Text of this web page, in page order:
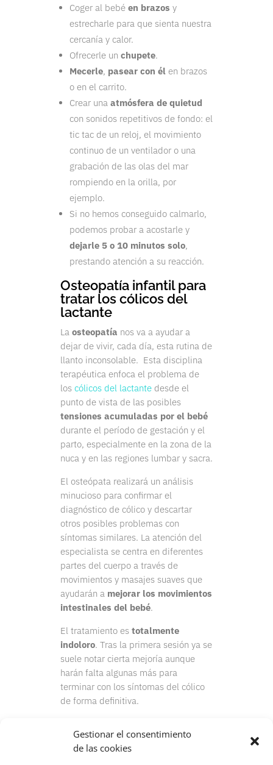
Gestionar el consentimiento
de las cookies
Coger al bebé en brazos y
estrecharle para que sienta nuestra
cercanía y calor.
Ofrecerle un chupete.
Mecerle, pasear con élen brazos
o en el carrito.
Crear una atmósfera de quietud
con sonidos repetitivos de fondo: el
tic tac de un reloj, el movimiento
continuo de un ventilador o una
grabación de las olas del mar
rompiendo en la orilla, por
ejemplo.
Si no hemos conseguido calmarlo,
podemos probar a acostarle y
dejarle 5 o 10 minutos solo,
prestando atención a su reacción.
Osteopatía infantil para
tratar los cólicos del
lactante
La osteopatía nos va a ayudar a
dejar de vivir, cada día, esta rutina de
llanto inconsolable. Esta disciplina
terapéutica enfoca el problema de
los cólicos del lactante desde el
punto de vista de las posibles
tensiones acumuladas por el bebé
durante el período de gestación y el
parto, especialmente en la zona de la
nuca y en las regiones lumbar y sacra.
El osteópata realizará un análisis
minucioso para confirmar el
diagnóstico de cólico y descartar
otros posibles problemas con
síntomas similares. La atención del
especialista se centra en diferentes
partes del cuerpo a través de
movimientos y masajes suaves que
ayudarán a mejorar los movimientos
intestinales del bebé.
El tratamiento es totalmente
indoloro. Tras la primera sesión ya se
suele notar cierta mejoría aunque
harán falta algunas más para
terminar con los síntomas del cólico
de forma definitiva.